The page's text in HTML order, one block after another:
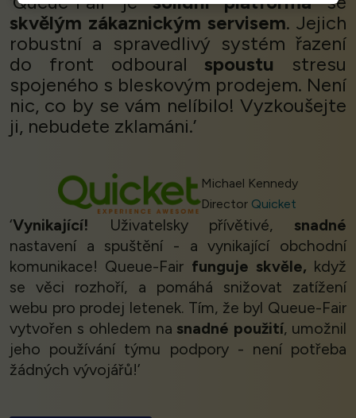
skvělým zákaznickým servisem. Jejich
robustní a spravedlivý systém řazení
do front odbouralspoustu stresu
spojeného s bleskovým prodejem. Není
nic, co by se vám nelíbilo! Vyzkoušejte
ji, nebudete zklamáni.’
Michael Kennedy
Director Quicket
‘Vynikající! Uživatelsky přívětivé, snadné
nastavení a spuštění - a vynikající obchodní
komunikace! Queue-Fair funguje skvěle, když
se věci rozhoří, a pomáhá snižovat zatížení
webu pro prodej letenek. Tím, že byl Queue-Fair
vytvořen s ohledem na snadné použití, umožnil
jeho používání týmu podpory - není potřeba
žádných vývojářů!’